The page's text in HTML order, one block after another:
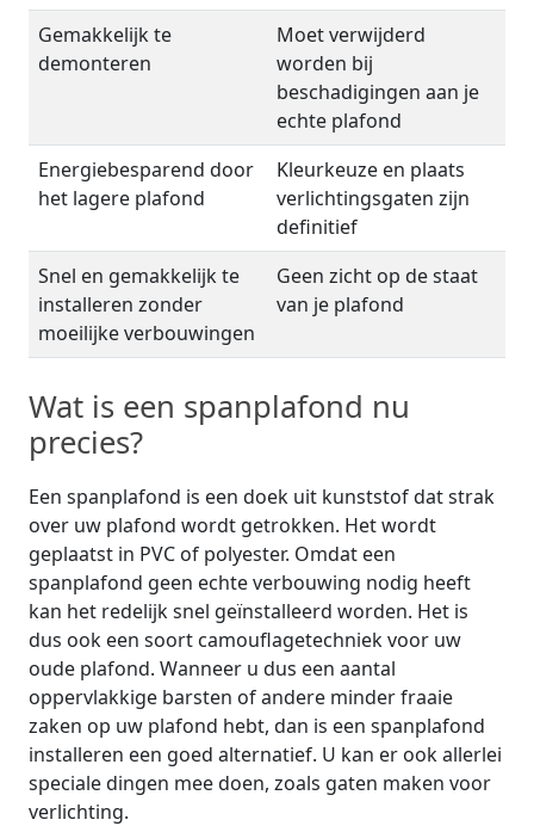
Gemakkelijk te
demonteren
Moet verwijderd
worden bij
beschadigingen aan je
echte plafond
Energiebesparend door
het lagere plafond
Kleurkeuze en plaats
verlichtingsgaten zijn
definitief
Snel en gemakkelijk te
installeren zonder
moeilijke verbouwingen
Geen zicht op de staat
van je plafond
Wat is een spanplafond nu
precies?
Een spanplafond is een doek uit kunststof dat strak
over uw plafond wordt getrokken. Het wordt
geplaatst in PVC of polyester. Omdat een
spanplafond geen echte verbouwing nodig heeft
kan het redelijk snel geïnstalleerd worden. Het is
dus ook een soort camouflagetechniek voor uw
oude plafond. Wanneer u dus een aantal
oppervlakkige barsten of andere minder fraaie
zaken op uw plafond hebt, dan is een spanplafond
installeren een goed alternatief. U kan er ook allerlei
speciale dingen mee doen, zoals gaten maken voor
verlichting.